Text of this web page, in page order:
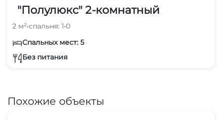
"Полулюкс" 2-комнатный
2 м²•спальня: 1•0
Спальных мест: 5
Без питания
Похожие объекты